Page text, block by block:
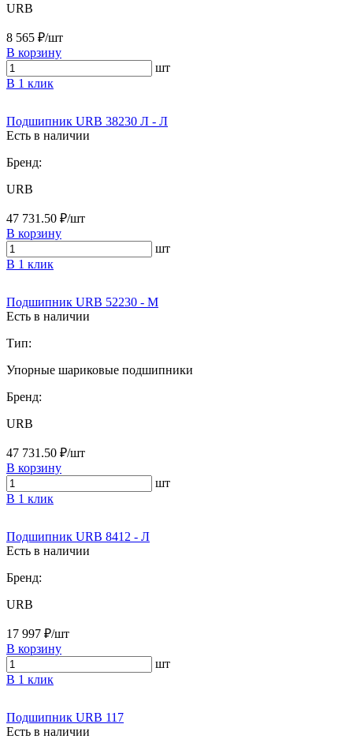
URB
8 565 ₽/шт
В корзину
шт
В 1 клик
Подшипник URB 38230 Л - Л
Есть в наличии
Бренд:
URB
47 731.50 ₽/шт
В корзину
шт
В 1 клик
Подшипник URB 52230 - M
Есть в наличии
Тип:
Упорные шариковые подшипники
Бренд:
URB
47 731.50 ₽/шт
В корзину
шт
В 1 клик
Подшипник URB 8412 - Л
Есть в наличии
Бренд:
URB
17 997 ₽/шт
В корзину
шт
В 1 клик
Подшипник URB 117
Есть в наличии